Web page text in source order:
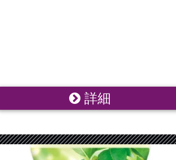
詳細